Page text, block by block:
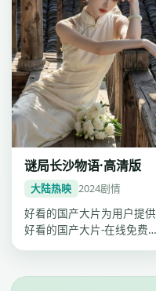
谜局长沙物语·高清版
大陆热映 2024剧情
好看的国产大片为用户提供
好看的国产大片-在线免费